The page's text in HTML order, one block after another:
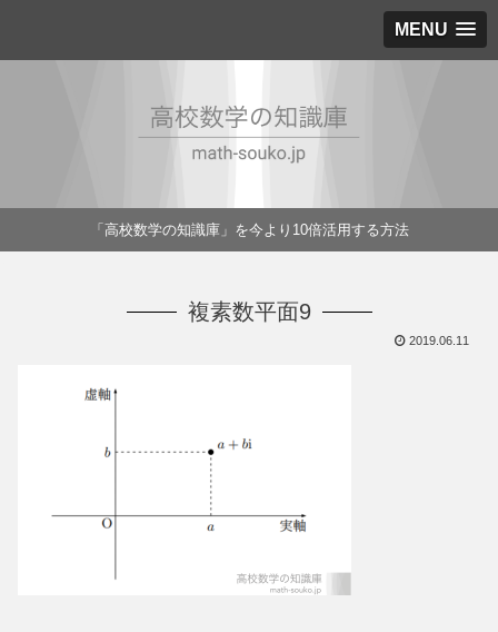
MENU
「高校数学の知識庫」を今より10倍活用する方法
複素数平面9
2019.06.11